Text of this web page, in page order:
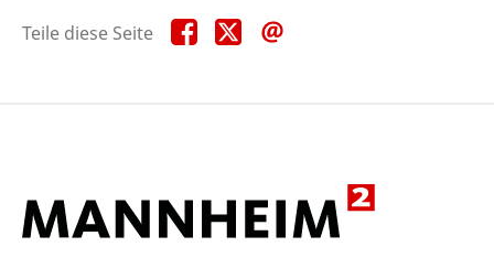
Teile diese Seite Teile
diese
Teile
diese